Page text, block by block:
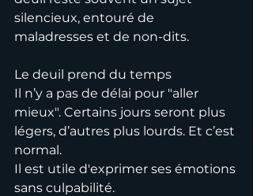
silencieux, entouré de
maladresses et de non-dits.
Le deuil prend du temps
Il n’y a pas de délai pour "aller
mieux". Certains jours seront plus
légers, d’autres plus lourds. Et c’est
normal.
Il est utile d'exprimer ses émotions
sans culpabilité.